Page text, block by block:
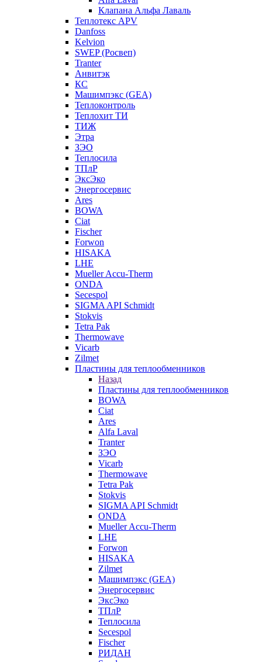
Клапана Альфа Лаваль
Теплотекс APV
Danfoss
Kelvion
SWEP (Росвеп)
Tranter
Анвитэк
КС
Машимпэкс (GEA)
Теплоконтроль
Теплохит ТИ
ТИЖ
Этра
ЗЭО
Теплосила
ТПлР
ЭксЭко
Энергосервис
Ares
BOWA
Ciat
Fischer
Forwon
HISAKA
LHE
Mueller Accu-Therm
ONDA
Secespol
SIGMA API Schmidt
Stokvis
Tetra Pak
Thermowave
Vicarb
Zilmet
Пластины для теплообменников
Назад
Пластины для теплообменников
BOWA
Ciat
Ares
Alfa Laval
Tranter
ЗЭО
Vicarb
Thermowave
Tetra Pak
Stokvis
SIGMA API Schmidt
ONDA
Mueller Accu-Therm
LHE
Forwon
HISAKA
Zilmet
Машимпэкс (GEA)
Энергосервис
ЭксЭко
ТПлР
Теплосила
Secespol
Fischer
РИДАН